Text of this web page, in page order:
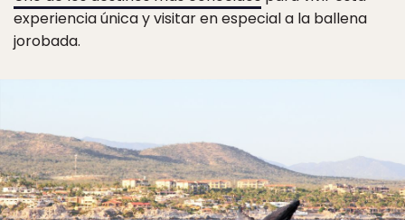
experiencia única y visitar en especial a la ballena
jorobada.